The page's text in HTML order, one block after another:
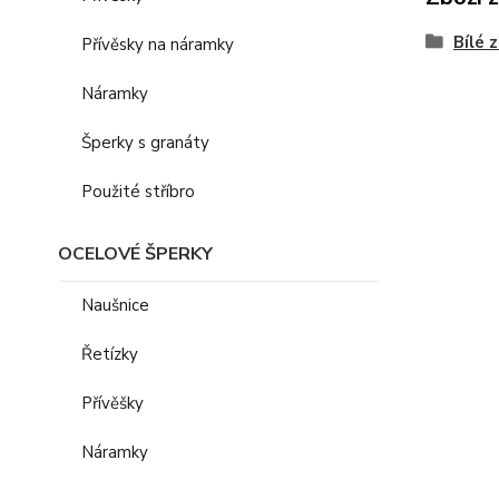
Přívěsky na náramky
Náramky
Šperky s granáty
Použité stříbro
OCELOVÉ ŠPERKY
Naušnice
Řetízky
Přívěšky
Náramky
Bílé